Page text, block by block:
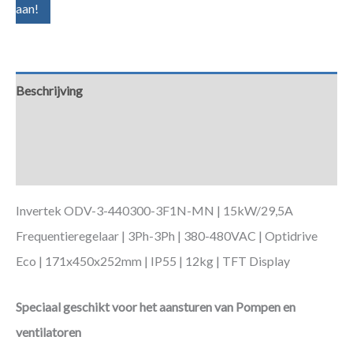
aan!
Beschrijving
Invertek ODV-3-440300-3F1N-MN | 15kW/29,5A
Frequentieregelaar | 3Ph-3Ph | 380-480VAC | Optidrive
Eco | 171x450x252mm | IP55 | 12kg | TFT Display
Speciaal geschikt voor het aansturen van Pompen en
ventilatoren